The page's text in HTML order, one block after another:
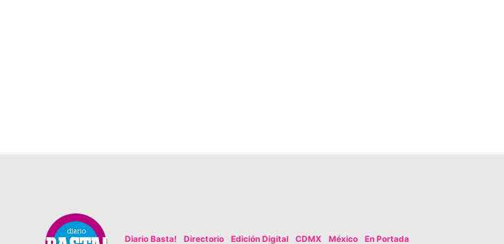
Diario Basta! Directorio Edición Digital CDMX México
En Portada